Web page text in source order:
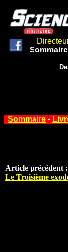
Sommaire -
Article précédent :
Le Troisième